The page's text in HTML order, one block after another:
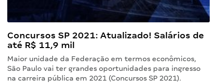
Concursos SP 2021: Atualizado! Salários de
até R$ 11,9 mil
Maior unidade da Federação em termos econômicos,
São Paulo vai ter grandes oportunidades para ingresso
na carreira pública em 2021 (Concursos SP 2021).